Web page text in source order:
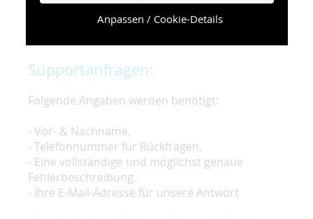
Anpassen / Cookie-Details
Seite, die die häufig gestellten Fragen
Supportanfragen:
Folgende Angaben werden benötigt:
- Vor- & Nachname,
- Telefonnummer für Rückfragen,
- Eine vollständige und möglichst genaue
Fehlerbeschreibung,
- Ihre E-Mail-Adresse für unsere Antwort